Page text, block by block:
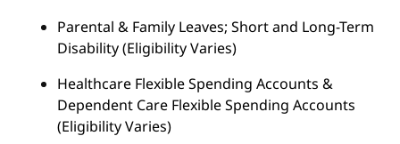
Parental & Family Leaves; Short and Long-Term
Disability (Eligibility Varies)
Healthcare Flexible Spending Accounts &
Dependent Care Flexible Spending Accounts
(Eligibility Varies)